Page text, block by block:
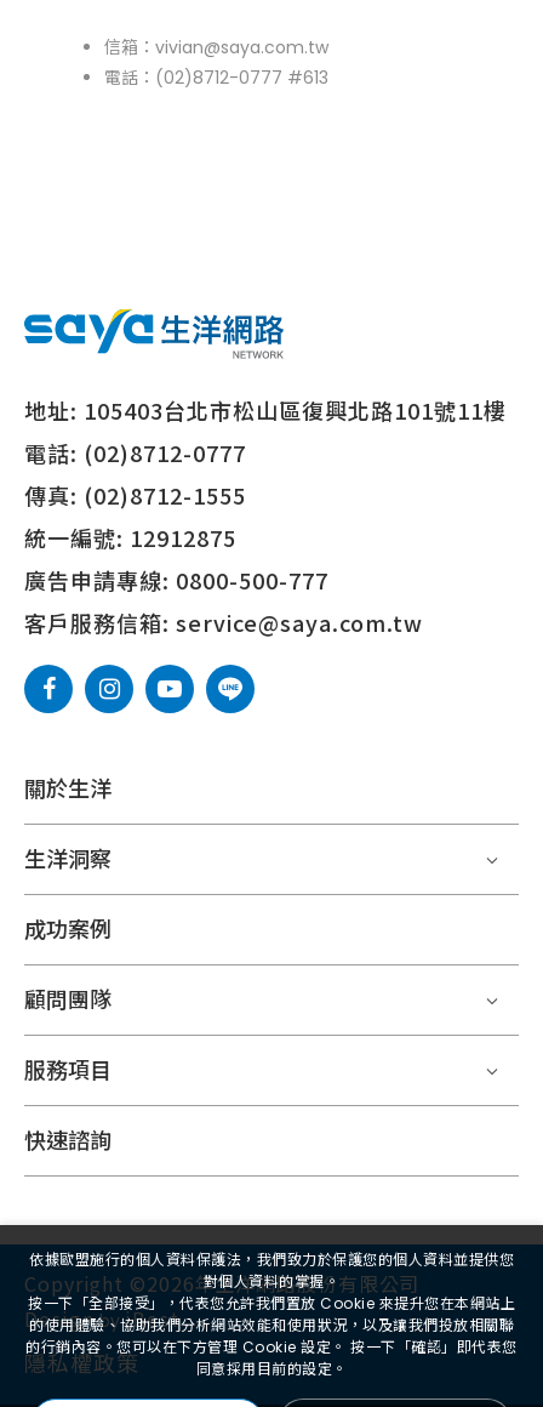
信箱： vivian@saya.com.tw
電話：(02)8712-0777 #613
地址: 105403台北市松山區復興北路101號11樓
電話: (02)8712-0777
傳真: (02)8712-1555
統一編號: 12912875
廣告申請專線: 0800-500-777
客戶服務信箱: service@saya.com.tw
關於生洋
生洋洞察
成功案例
顧問團隊
服務項目
快速諮詢
Copyright ©2026年生洋網路股份有限公司
Design by iBest
隱私權政策
依據歐盟施行的個人資料保護法，我們致力於保護您的個人資料並提供您
對個人資料的掌握。
按一下「全部接受」，代表您允許我們置放 Cookie 來提升您在本網站上
的使用體驗、協助我們分析網站效能和使用狀況，以及讓我們投放相關聯
的行銷內容。您可以在下方管理 Cookie 設定。 按一下「確認」即代表您
同意採用目前的設定。